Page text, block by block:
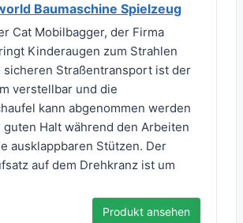
Baumaschine Spielzeug
Cat Mobilbagger, der Firma
Kinderaugen zum Strahlen
sicheren Straßentransport ist der
verstellbar und die
kann abgenommen werden
guten Halt während den Arbeiten
ausklappbaren Stützen. Der
auf dem Drehkranz ist um
Produkt ansehen